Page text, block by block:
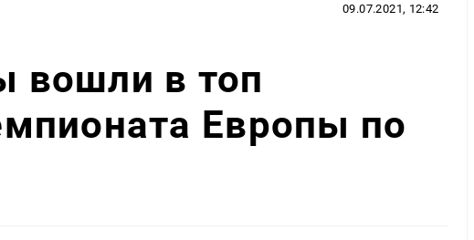
09.07.2021, 12:42
вошли в топ
Европы по